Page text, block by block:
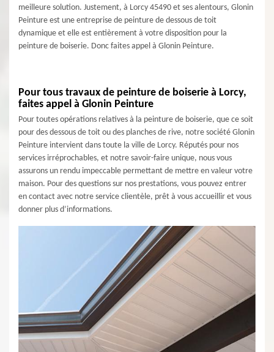
meilleure solution. Justement, à Lorcy 45490 et ses alentours, Glonin
Peinture est une entreprise de peinture de dessous de toit
dynamique et elle est entièrement à votre disposition pour la
peinture de boiserie. Donc faites appel à Glonin Peinture.
Pour tous travaux de peinture de boiserie à Lorcy,
faites appel à Glonin Peinture
Pour toutes opérations relatives à la peinture de boiserie, que ce soit
pour des dessous de toit ou des planches de rive, notre société Glonin
Peinture intervient dans toute la ville de Lorcy. Réputés pour nos
services irréprochables, et notre savoir-faire unique, nous vous
assurons un rendu impeccable permettant de mettre en valeur votre
maison. Pour des questions sur nos prestations, vous pouvez entrer
en contact avec notre service clientèle, prêt à vous accueillir et vous
donner plus d’informations.